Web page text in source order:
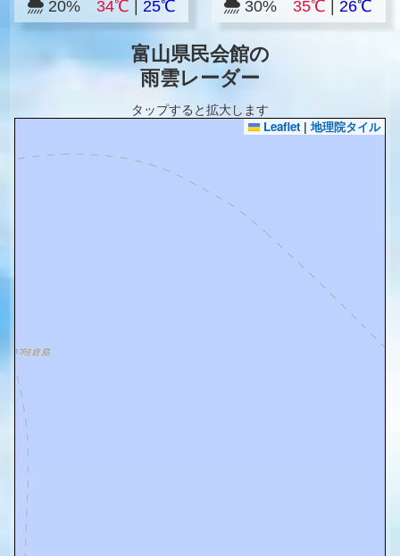
20% 34℃ 25℃ 30%35℃ 26℃
富山県民会館の
雨雲レーダー
タップすると拡大します
Leaflet | 地理院タイル